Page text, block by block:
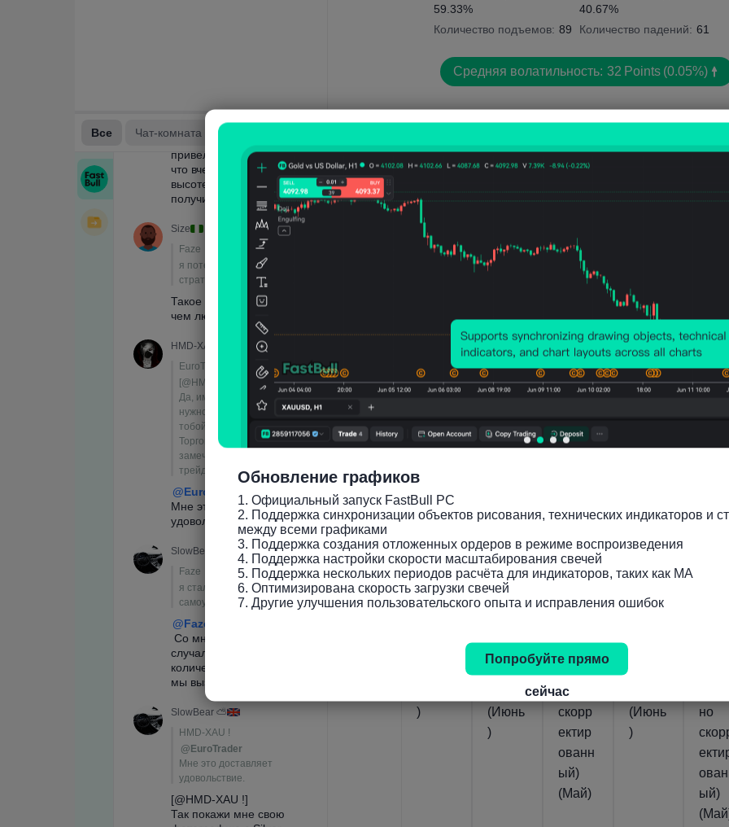
59.33%
Количество подъемов: 89
40.67%
Количество падений: 61
Средняя волатильность: 32 Points (0.05%)
Соответствующие индикаторы
Япони
я
Экспо
)
Япони
я
Годов
рост
(Июнь
)
Япони
Текущ
нно
скорр
ектир
ованн
ый)
(Май)
Япони
Текущ
(Июнь
)
но
ый)
Обновление графиков
1. Официальный запуск FastBull PC
2. Поддержка синхронизации объектов рисования, технических индикаторов и
между всеми графиками
3. Поддержка создания отложенных ордеров в режиме воспроизведения
4. Поддержка настройки скорости масштабирования свечей
5. Поддержка нескольких периодов расчёта для индикаторов, таких как MA
6. Оптимизирована скорость загрузки свечей
7. Другие улучшения пользовательского опыта и исправления ошибок
Попробуйте прямо
сейчас